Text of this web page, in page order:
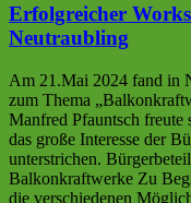
Erfolgreicher
Neutraubling
Am 21.Mai 2024 fand in
zum Thema
Manfred Pfauntsch freute
das große Interesse der
unterstrichen.
Balkonkraftwerke Zu
die verschiedenen